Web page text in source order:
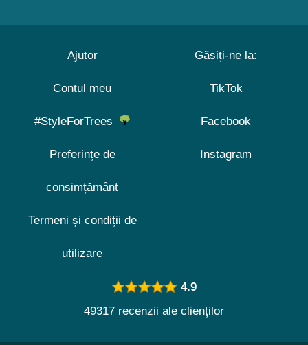
Ajutor
Contul meu
#StyleForTrees
Preferințe de
consimțământ
Termeni și condiții de
utilizare
Găsiți-ne la:
TikTok
Facebook
Instagram
4.9
49317 recenzii ale clienților